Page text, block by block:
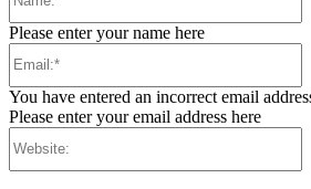
Please enter your name here
You have entered an incorrect email
Please enter your email address here